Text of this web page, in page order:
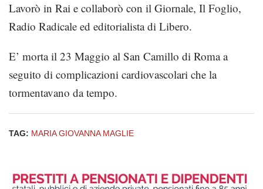
Lavorò in Rai e collaborò con il Giornale, Il Foglio,
Radio Radicale ed editorialista di Libero.
E’ morta il 23 Maggio al San Camillo di Roma a
seguito di complicazioni cardiovascolari che la
tormentavano da tempo.
TAG: MARIA GIOVANNA MAGLIE